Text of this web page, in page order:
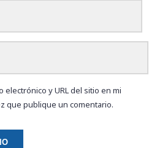
electrónico y URL del sitio en mi
que publique un comentario.